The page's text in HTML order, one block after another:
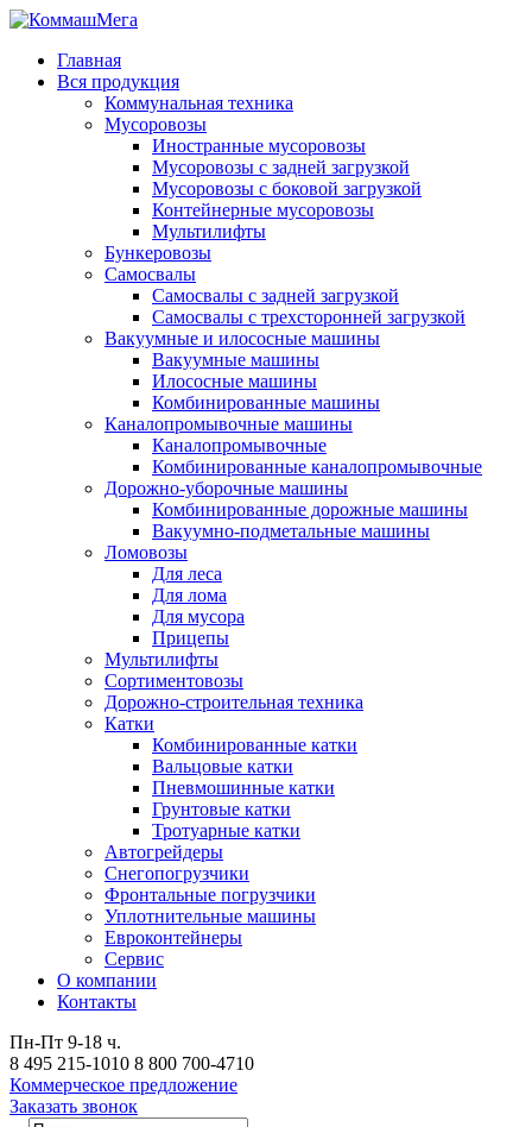
Главная
Вся продукция
Коммунальная техника
Мусоровозы
Иностранные мусоровозы
Мусоровозы с задней загрузкой
Мусоровозы с боковой загрузкой
Контейнерные мусоровозы
Мультилифты
Бункеровозы
Самосвалы
Самосвалы с задней загрузкой
Самосвалы с трехсторонней загрузкой
Вакуумные и илососные машины
Вакуумные машины
Илососные машины
Комбинированные машины
Каналопромывочные машины
Каналопромывочные
Комбинированные каналопромывочные
Дорожно-уборочные машины
Комбинированные дорожные машины
Вакуумно-подметальные машины
Ломовозы
Для леса
Для лома
Для мусора
Прицепы
Мультилифты
Сортиментовозы
Дорожно-строительная техника
Катки
Комбинированные катки
Вальцовые катки
Пневмошинные катки
Грунтовые катки
Тротуарные катки
Автогрейдеры
Снегопогрузчики
Фронтальные погрузчики
Уплотнительные машины
Евроконтейнеры
Сервис
О компании
Контакты
Пн-Пт 9-18 ч.
8 495 215-1010 8 800 700-4710
Коммерческое предложение
Заказать звонок